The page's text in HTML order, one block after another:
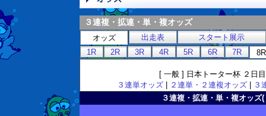
３連複・拡連・単・複オッズ
オッズ 出走表
スタート展示
1R
2R 3R 4R 5R 6R 7R 8R
[ 一般 ] 日本トーター杯 ２
３連単オッズ| ２連単・２連複オッズ|
３
３連複・拡連・単・複オッズ